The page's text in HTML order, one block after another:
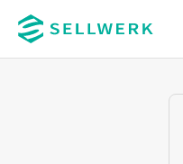
Zum Hauptinhalt